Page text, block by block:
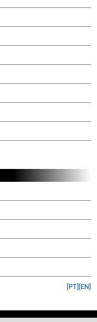
[EN]
[PT]